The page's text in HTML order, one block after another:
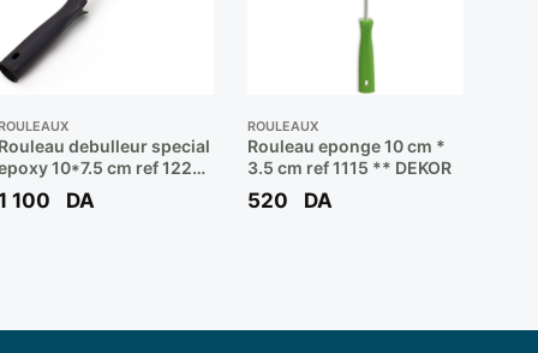
debulleur special
10*7.5 cm ref 1226
DEKOR
100 DA
ROULEAUX
Rouleau eponge 10 cm *
3.5 cm ref 1115 ** DEKOR
520 DA